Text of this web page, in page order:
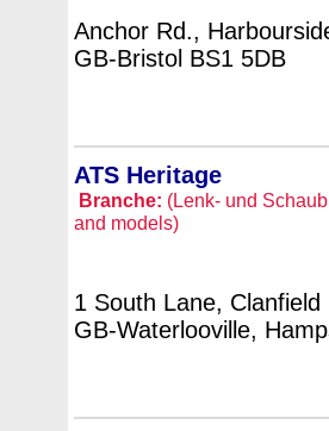
Anchor Rd.,
GB-Bristol BS1 5DB
ATS Heritage
Branche: (Lenk- und
and models)
1 South Lane, Clanfield
GB-Waterlooville,